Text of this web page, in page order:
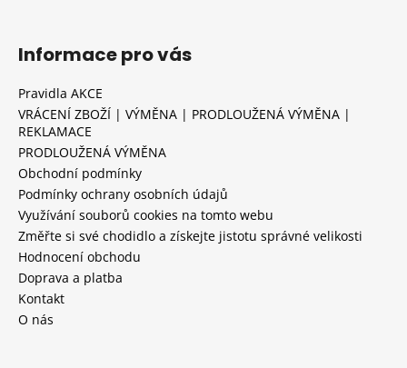
Informace pro vás
Pravidla AKCE
VRÁCENÍ ZBOŽÍ | VÝMĚNA | PRODLOUŽENÁ VÝMĚNA |
REKLAMACE
PRODLOUŽENÁ VÝMĚNA
Obchodní podmínky
Podmínky ochrany osobních údajů
Využívání souborů cookies na tomto webu
Změřte si své chodidlo a získejte jistotu správné velikosti
Hodnocení obchodu
Doprava a platba
Kontakt
O nás